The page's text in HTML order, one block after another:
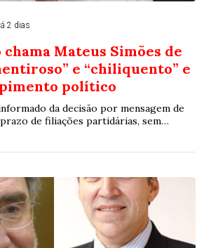
2 dias
Mateus Simões de
e “chiliquento” e
político
da decisão por mensagem de
de filiações partidárias, sem